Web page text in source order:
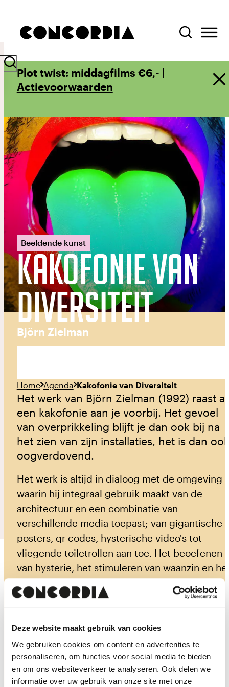
Deze website maakt gebruik van cookies
We gebruiken cookies om content en advertenties te
personaliseren, om functies voor social media te bieden
en om ons websiteverkeer te analyseren. Ook delen we
informatie over uw gebruik van onze site met onze
Prikkelarm
Vergroot contrast
English
Plot twist: middagfilms €6,- |
Actievoorwaarden
Kakofonie van
Diversiteit
Björn Zielman
Beeldende kunst
Home Agenda Kakofonie van Diversiteit
Het werk van Björn Zielman (1992) raast
een kakofonie aan je voorbij. Het gevoel
van overprikkeling blijft je dan ook bij na
het zien van zijn installaties, het is dan ook
oogverdovend.
Het werk is altijd in dialoog met de omgeving
waarin hij integraal gebruik maakt van de
architectuur en een combinatie van
verschillende media toepast; van gigantische
posters, qr codes, hysterische video's tot
vliegende toiletrollen aan toe. Het beoefenen
van hysterie, het stimuleren van waanzin en
opstand te komen tegen een onderdrukkend
verstand. Hetgeen wat hij zelf over zijn werk te
zeggen heeft in Concordia voor de
Regenboogdagen is: